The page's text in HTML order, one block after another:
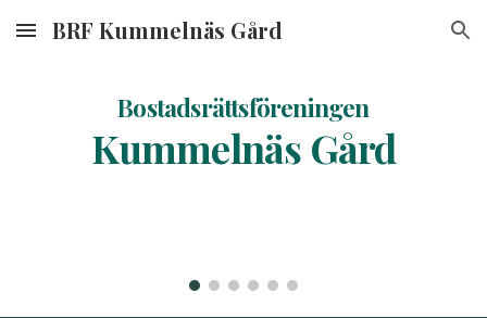
Skip to main content Skip to navigation
BRF Kummelnäs Gård
Bostadsrättsföreningen
Kummelnäs Gård